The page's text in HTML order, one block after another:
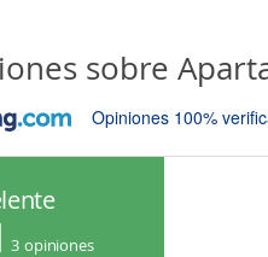
sobre
Opiniones 100%
3 opiniones